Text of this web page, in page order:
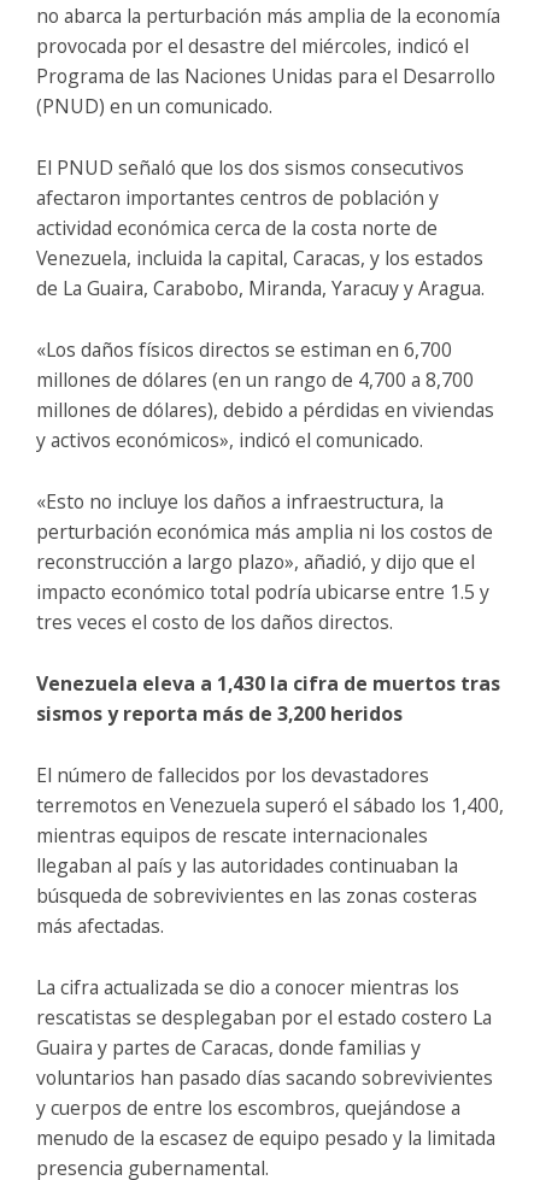
no abarca la perturbación más amplia de la economía
provocada por el desastre del miércoles, indicó el
Programa de las Naciones Unidas para el Desarrollo
(PNUD) en un comunicado.
El PNUD señaló que los dos sismos consecutivos
afectaron importantes centros de población y
actividad económica cerca de la costa norte de
Venezuela, incluida la capital, Caracas, y los estados
de La Guaira, Carabobo, Miranda, Yaracuy y Aragua.
«Los daños físicos directos se estiman en 6,700
millones de dólares (en un rango de 4,700 a 8,700
millones de dólares), debido a pérdidas en viviendas
y activos económicos», indicó el comunicado.
«Esto no incluye los daños a infraestructura, la
perturbación económica más amplia ni los costos de
reconstrucción a largo plazo», añadió, y dijo que el
impacto económico total podría ubicarse entre 1.5 y
tres veces el costo de los daños directos.
Venezuela eleva a 1,430 la cifra de muertos tras
sismos y reporta más de 3,200 heridos
El número de fallecidos por los devastadores
terremotos en Venezuela superó el sábado los 1,400,
mientras equipos de rescate internacionales
llegaban al país y las autoridades continuaban la
búsqueda de sobrevivientes en las zonas costeras
más afectadas.
La cifra actualizada se dio a conocer mientras los
rescatistas se desplegaban por el estado costero La
Guaira y partes de Caracas, donde familias y
voluntarios han pasado días sacando sobrevivientes
y cuerpos de entre los escombros, quejándose a
menudo de la escasez de equipo pesado y la limitada
presencia gubernamental.